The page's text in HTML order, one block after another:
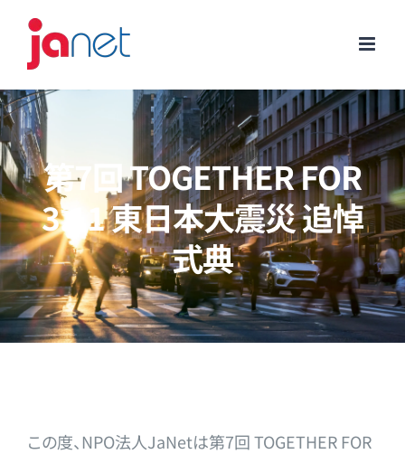
Skip
第7回 TOGETHER FOR
3.11 東日本大震災 追悼
式典
この度、NPO法人JaNetは第7回 TOGETHER FOR